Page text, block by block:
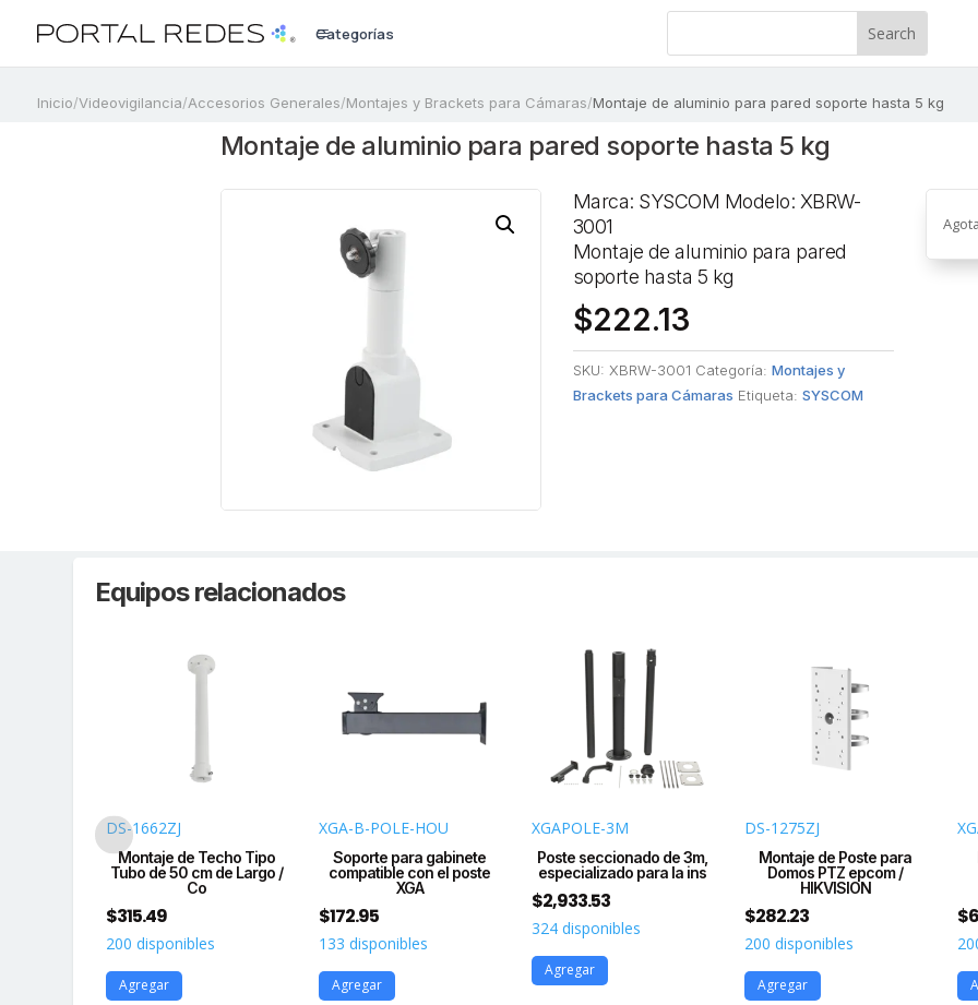
a
Categorías
Inicio/Videovigilancia/Accesorios Generales/Montajes y Brackets para Cámaras/Montaje de aluminio para pared soporte hasta 5 kg
Montaje de aluminio para pared soporte hasta 5 kg
Marca: SYSCOM Modelo: XBRW-
3001
Montaje de aluminio para pared
soporte hasta 5 kg
$222.13
SKU: XBRW-3001 Categoría: Montajes y
Brackets para Cámaras Etiqueta: SYSCOM
Equipos relacionados
DS-1662ZJ
Montaje de Techo Tipo
Tubo de 50 cm de Largo /
Co
$315.49
200 disponibles
Agregar
XGA-B-POLE-HOU
Soporte para gabinete
compatible con el poste
XGA
$172.95
133 disponibles
Agregar
XGAPOLE-3M
Poste seccionado de 3m,
especializado para la ins
$2,933.53
324 disponibles
Agregar
DS-1275ZJ
Montaje de Poste para
Domos PTZ epcom /
HIKVISION
$282.23
200 disponibles
Agregar
$